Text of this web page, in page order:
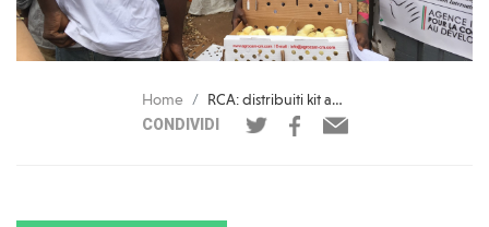
Home
RCA: distribuiti kit avicoli e pulcini a 130 allevatori
CONDIVIDI